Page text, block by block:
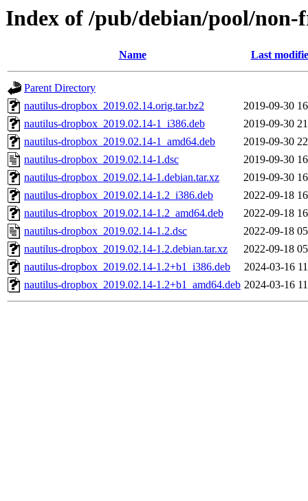
Index of /pub/debian/pool/
Name Last
Parent Directory
nautilus-dropbox_2019.02.14.orig.tar.bz2
2019-09-30
nautilus-dropbox_2019.02.14-1_i386.deb
2019-09-30
nautilus-dropbox_2019.02.14-1_amd64.deb
2019-09-30
nautilus-dropbox_2019.02.14-1.dsc
2019-09-30
nautilus-dropbox_2019.02.14-1.debian.tar.xz
2019-09-30
nautilus-dropbox_2019.02.14-1.2_i386.deb
2022-09-18
nautilus-dropbox_2019.02.14-1.2_amd64.deb
2022-09-18
nautilus-dropbox_2019.02.14-1.2.dsc
2022-09-18
nautilus-dropbox_2019.02.14-1.2.debian.tar.xz
2022-09-18
nautilus-dropbox_2019.02.14-1.2+b1_i386.deb
2024-03-16
nautilus-dropbox_2019.02.14-1.2+b1_amd64.deb 2024-03-16